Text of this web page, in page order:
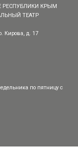
РЕСПУБЛИКИ КРЫМ
ТЕАТР
Кирова, д. 17
по пятницу с